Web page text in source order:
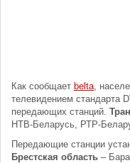
Как сообщает belta,
телевидением стандарта
передающих станций.
НТВ-Беларусь, РТР-
Передающие станции
Брестская область –